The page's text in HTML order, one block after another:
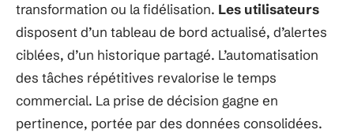
transformation ou la fidélisation. Les utilisateurs
disposent d’un tableau de bord actualisé, d’alertes
ciblées, d’un historique partagé. L’automatisation
des tâches répétitives revalorise le temps
commercial. La prise de décision gagne en
pertinence, portée par des données consolidées.